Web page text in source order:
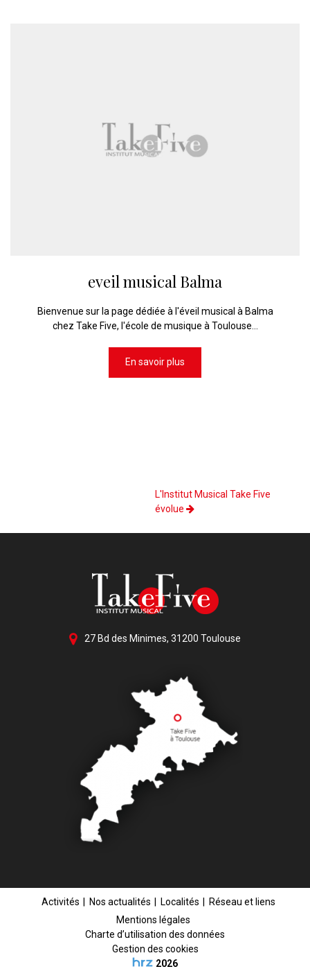
eveil musical Balma
Bienvenue sur la page dédiée à l'éveil musical à Balma
chez Take Five, l'école de musique à Toulouse...
En savoir plus
L'Institut Musical Take Five
évolue
27 Bd des Minimes, 31200 Toulouse
Activités Nos actualités Localités
Réseau et liens
Mentions légales
Charte d’utilisation des données
Gestion des cookies
2026